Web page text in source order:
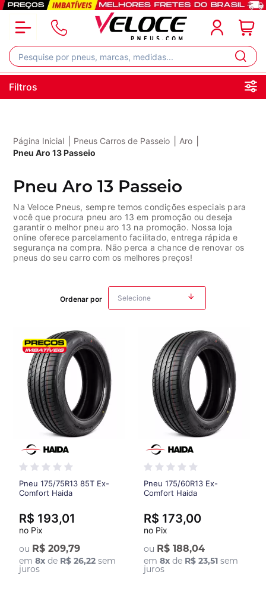
Página Inicial Pneus Carros de Passeio Aro
Pneu Aro 13 Passeio
Filtros
Pneu Aro 13 Passeio
Na Veloce Pneus, sempre temos condições especiais para
você que procura pneu aro 13 em promoção ou deseja
garantir o melhor pneu aro 13 na promoção. Nossa loja
online oferece parcelamento facilitado, entrega rápida e
segurança na compra. Não perca a chance de renovar os
pneus do seu carro com os melhores preços!
Ordenar por
Pneu 175/75R13 85T Ex-
Comfort Haida
ou R$ 209,79
em8x de R$ 26,22 sem
juros
R$ 193,01
no Pix
Pneu 175/60R13 Ex-
Comfort Haida
ou R$ 188,04
em 8xde R$ 23,51sem
juros
R$ 173,00
no Pix